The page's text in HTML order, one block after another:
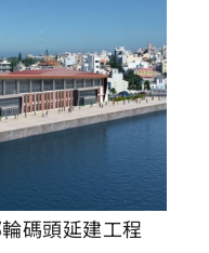
碼頭延建工程